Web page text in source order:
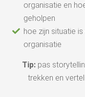
organisatie en
geholpen
hoe zijn situatie
organisatie
Tip: pas
trekken en